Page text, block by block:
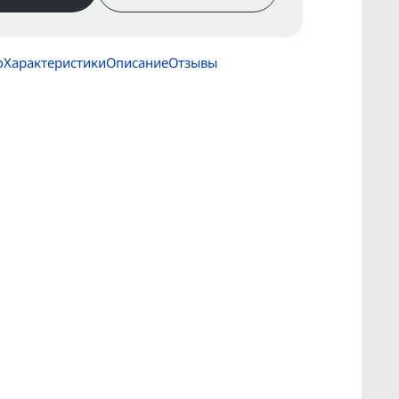
ХарактеристикиОписаниеОтзывы